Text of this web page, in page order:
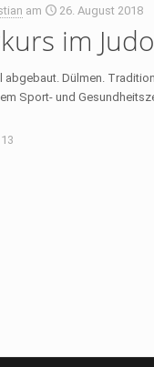
am 26. August 2018
im Judo
abgebaut. Dülmen.
Sport- und
13